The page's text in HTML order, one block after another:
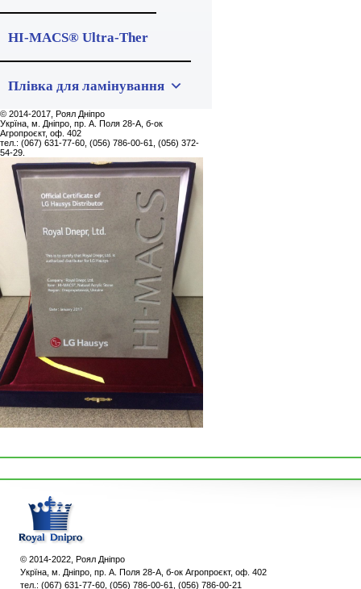
HI-MACS® Ultra-Ther
Плівка для ламінування
© 2014-2017, Роял Дніпро
Укpїна, м. Дніпро, пр. А. Поля 28-А, б-ок
Агропроєкт, оф. 402
тел.: (067) 631-77-60, (056) 786-00-61, (056) 372-
54-29.
© 2014-2022, Роял Дніпро
Укpїна, м. Дніпро, пр. А. Поля 28-А, б-ок Агропроєкт, оф. 402
тел.: (067) 631-77-60, (056) 786-00-61, (056) 786-00-21